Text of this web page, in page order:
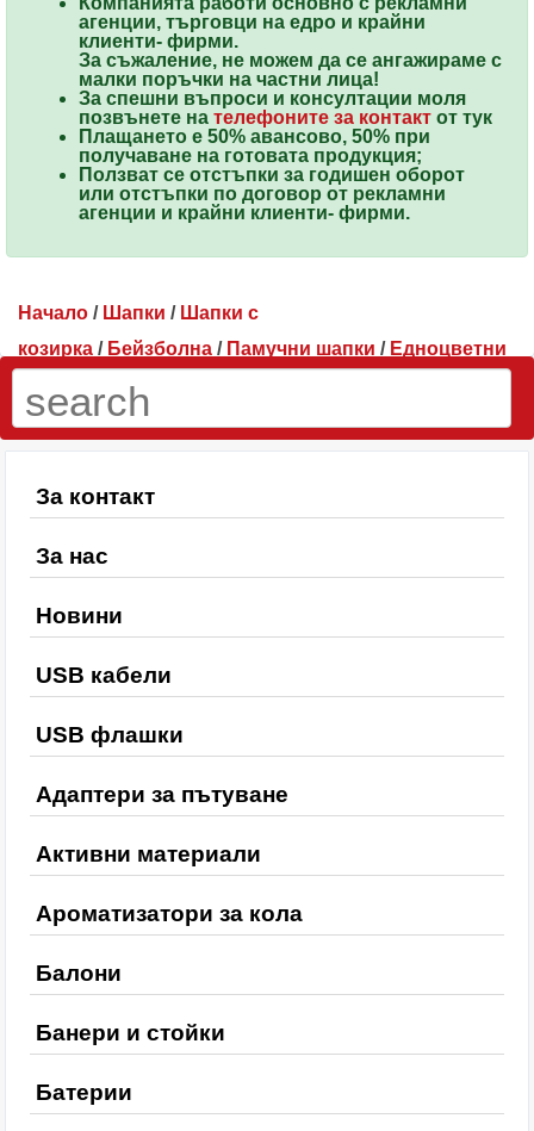
агенции, търговци на едро и крайни
клиенти- фирми.
За съжаление, не можем да се ангажираме с
малки поръчки на частни лица!
За спешни въпроси и консултации моля
позвънете на телефоните за контакт от тук
Плащането е 50% авансово, 50% при
получаване на готовата продукция;
Ползват се отстъпки за годишен оборот
или отстъпки по договор от рекламни
агенции и крайни клиенти- фирми.
Начало / Шапки / Шапки с
козирка / Бейзболна / Памучни шапки / Едноцветни
/ Сива шапка от памук
За контакт
За нас
Новини
USB кабели
USB флашки
Адаптери за пътуване
Активни материали
Ароматизатори за кола
Балони
Банери и стойки
Батерии